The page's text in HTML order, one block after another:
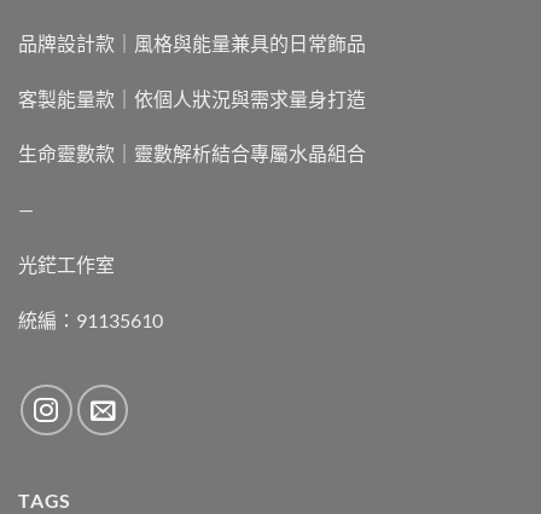
品牌設計款｜風格與能量兼具的日常飾品
客製能量款｜依個人狀況與需求量身打造
生命靈數款｜靈數解析結合專屬水晶組合
—
光鋩工作室
統編：91135610
TAGS